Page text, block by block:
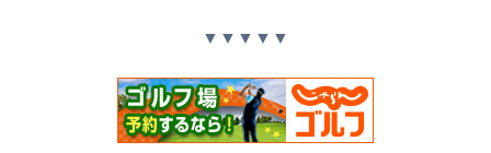
▼▼▼▼▼